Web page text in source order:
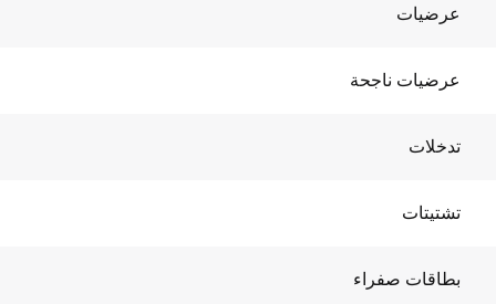
عرضيات
عرضيات ناجحة
تدخلات
تشتيتات
بطاقات صفراء